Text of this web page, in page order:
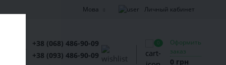
Мова Личный кабинет
+38 (068) 486-90-09
+38 (093) 486-90-09
0
Оформить
заказ
0 грн